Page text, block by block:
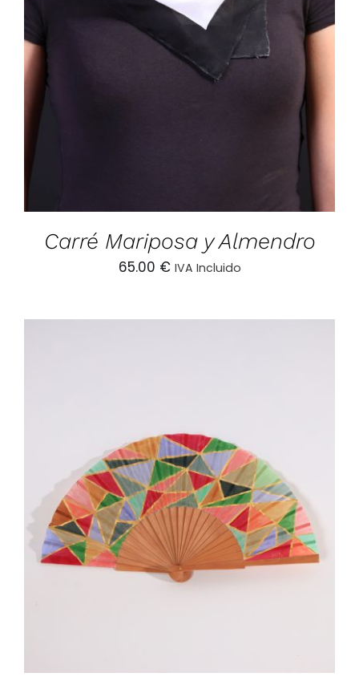
AÑADIR AL CARRITO DETALLES
Carré Mariposa y Almendro
65.00 € IVA Incluido
AÑADIR AL CARRITO / DETALLES